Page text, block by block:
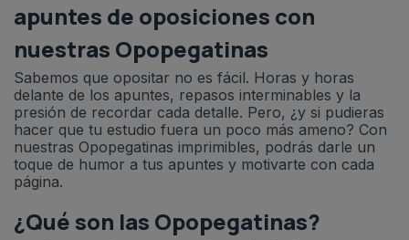
apuntes de oposiciones con
nuestras Opopegatinas
Sabemos que opositar no es fácil. Horas y horas
delante de los apuntes, repasos interminables y la
presión de recordar cada detalle. Pero, ¿y si pudieras
hacer que tu estudio fuera un poco más ameno? Con
nuestras Opopegatinas imprimibles, podrás darle un
toque de humor a tus apuntes y motivarte con cada
página.
¿Qué son las Opopegatinas?